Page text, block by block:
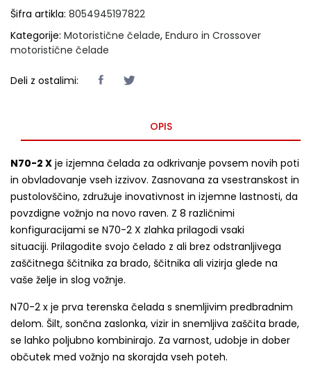
Šifra artikla: 8054945197822
Kategorije: Motoristične čelade, Enduro in Crossover
motoristične čelade
Deli z ostalimi:
OPIS
N70-2 X je izjemna čelada za odkrivanje povsem novih poti
in obvladovanje vseh izzivov. Zasnovana za vsestranskost in
pustolovščino, združuje inovativnost in izjemne lastnosti, da
povzdigne vožnjo na novo raven. Z 8 različnimi
konfiguracijami se N70-2 X zlahka prilagodi vsaki
situaciji. Prilagodite svojo čelado z ali brez odstranljivega
zaščitnega ščitnika za brado, ščitnika ali vizirja glede na
vaše želje in slog vožnje.
N70-2 x je prva terenska čelada s snemljivim predbradnim
delom. Šilt, sončna zaslonka, vizir in snemljiva zaščita brade,
se lahko poljubno kombinirajo. Za varnost, udobje in dober
občutek med vožnjo na skorajda vseh poteh.